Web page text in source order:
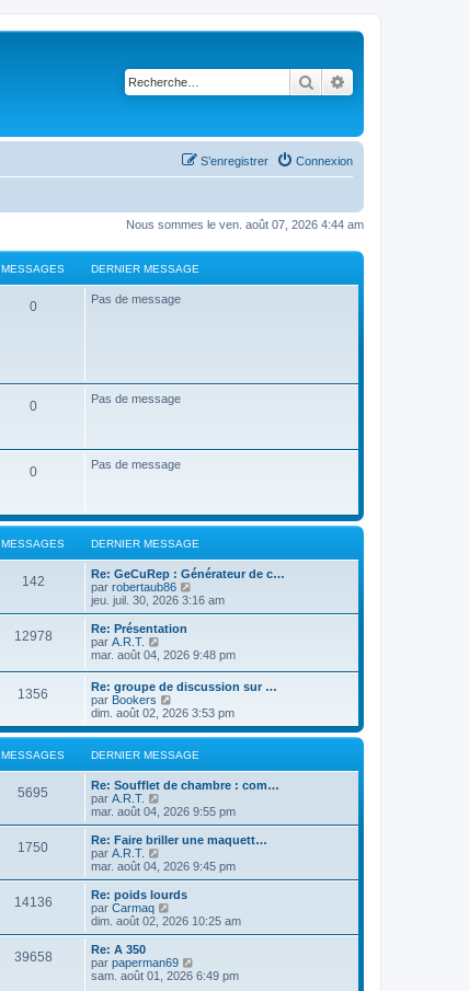
Rechercher
Connexion
S’enregistrer
Nous sommes le ven. août 07, 2026 4:44 am
MESSAGES DERNIER MESSAGE
0 Pas de message
0 Pas de message
0 Pas de message
MESSAGES DERNIER MESSAGE
142
Re: GeCuRep : Générateur de c…
par robertaub86
o
i
e
e
r
i
e
r
m
e
s
a
g
e
jeu. juil. 30, 2026 3:16 am
12978
Re: Présentation
par A.R.T.
o
r
l
e
d
e
n
i
e
m
e
s
a
g
e
mar. août 04, 2026 9:48 pm
1356
Re: groupe de discussion sur …
par Bookers
o
i
r
l
e
n
i
e
m
e
s
a
g
dim. août 02, 2026 3:53 pm
MESSAGES DERNIER MESSAGE
5695
Re: Soufflet de chambre : com…
par A.R.T.
o
i
r
e
r
n
i
m
e
mar. août 04, 2026 9:55 pm
1750
Re: Faire briller une maquett…
par A.R.T.
o
i
r
l
e
n
i
mar. août 04, 2026 9:45 pm
14136
Re: poids lourds
par Carmaq
o
i
l
e
dim. août 02, 2026 10:25 am
39658
Re: A 350
par paperman69
o
sam. août 01, 2026 6:49 pm